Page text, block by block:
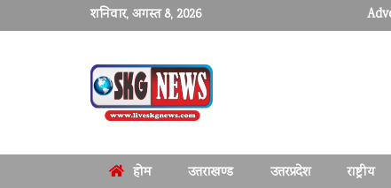
शनिवार, अगस्त 8, 2026
होम उत्तराखण्ड उत्तरप्रदेश राष्ट्रीय